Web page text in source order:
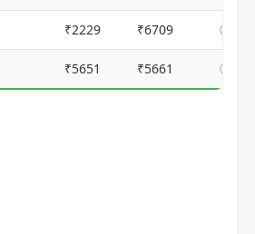
₹2229 ₹6709 ⓘ
₹5651 ₹5661 ⓘ